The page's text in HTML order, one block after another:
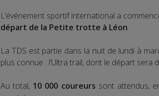
L’événement sportif international a
départ de la Petite trotte à Léon.
La TDS est partie dans la nuit de lundi à
plus connue : l’Ultra trail, dont le départ sera
Au total, 10 000 coureurs sont attendus,